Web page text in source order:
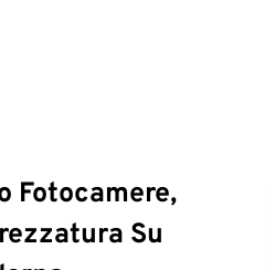
Fotocamere,
Su